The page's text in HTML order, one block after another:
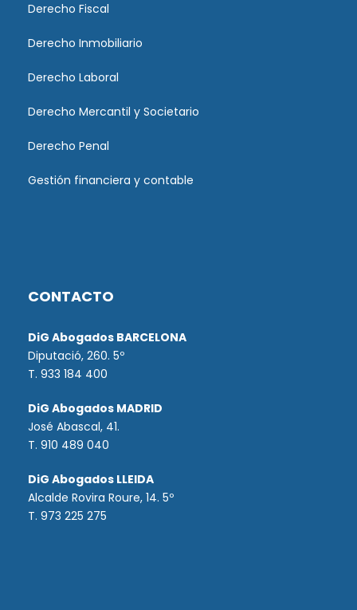
Derecho Fiscal
Derecho Inmobiliario
Derecho Laboral
Derecho Mercantil y Societario
Derecho Penal
Gestión financiera y contable
CONTACTO
DiG Abogados BARCELONA
Diputació, 260. 5º
T. 933 184 400
DiG Abogados MADRID
José Abascal, 41.
T. 910 489 040
DiG Abogados LLEIDA
Alcalde Rovira Roure, 14. 5º
T. 973 225 275